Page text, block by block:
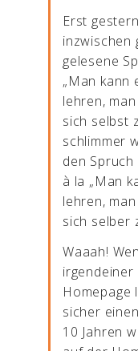
Erst
inzwischen
gelesene
„Man
lehren,
sich selbst
schlimmer
den
à la „Man
lehren,
sich selber
Waaah!
Homepage
sicher
10 Jahren